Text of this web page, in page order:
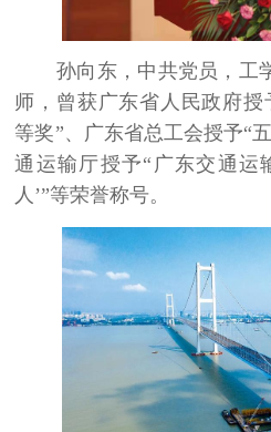
孙向东，中共党员，工
师，曾获广东省人民政府授
等奖”、广东省总工会授予“
通运输厅授予“广东交通运
人’”等荣誉称号。